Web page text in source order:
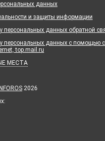
данных
и защиты информации
персональных данных обратной
персональных данных с помощью
top.mail.ru
МЕСТА
INFOROS 2026